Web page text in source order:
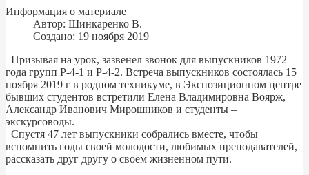
Информация о материале
Автор: Шинкаренко В.
Создано: 19 ноября 2019
Призывая на урок, зазвенел звонок для выпускников 1972
года групп Р-4-1 и Р-4-2. Встреча выпускников состоялась 15
ноября 2019 г в родном техникуме, в Экспозиционном центре
бывших студентов встретили Елена Владимировна Воярж,
Александр Иванович Мирошников и студенты –
экскурсоводы.
Спустя 47 лет выпускники собрались вместе, чтобы
вспомнить годы своей молодости, любимых преподавателей,
рассказать друг другу о своём жизненном пути.